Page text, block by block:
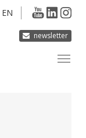
newsletter
EN